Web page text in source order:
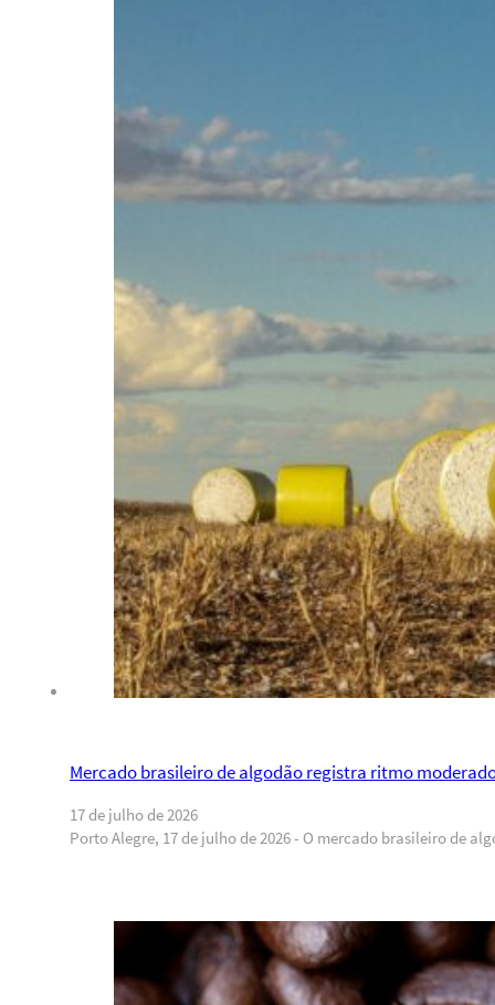
Mercado brasileiro de algodão registra ritmo
17 de julho de 2026
Porto Alegre, 17 de julho de 2026 - O mercado brasileiro de